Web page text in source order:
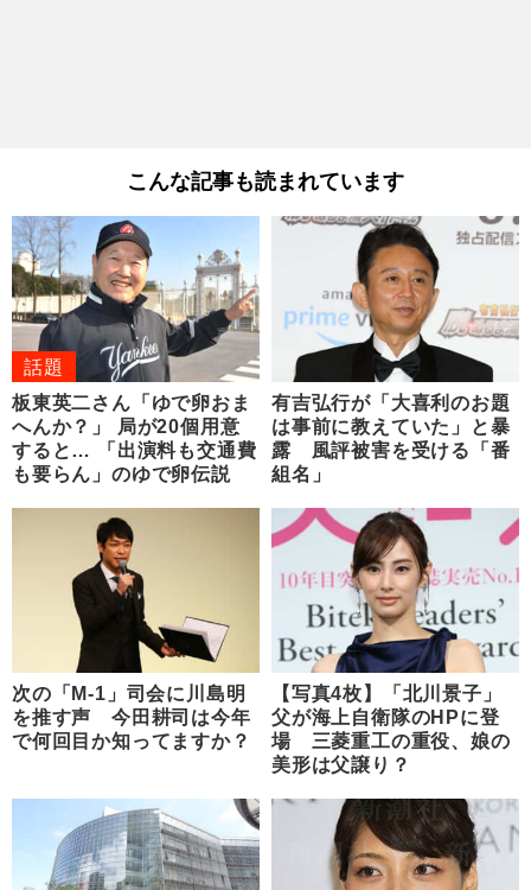
こんな記事も読まれています
話題
板東英二さん「ゆで卵おま
へんか？」 局が20個用意
すると… 「出演料も交通費
も要らん」のゆで卵伝説
有吉弘行が「大喜利のお題
は事前に教えていた」と暴
露 風評被害を受ける「番
組名」
次の「M-1」司会に川島明
を推す声 今田耕司は今年
で何回目か知ってますか？
【写真4枚】「北川景子」
父が海上自衛隊のHPに登
場 三菱重工の重役、娘の
美形は父譲り？